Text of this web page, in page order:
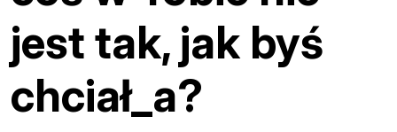
jest tak, jak byś
chciał_a?